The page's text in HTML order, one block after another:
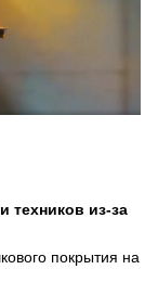
техников из-за
покрытия на